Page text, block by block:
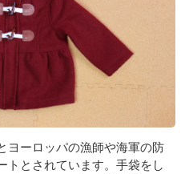
ヨーロッパの漁師や海軍の防
トとされています。手袋をし